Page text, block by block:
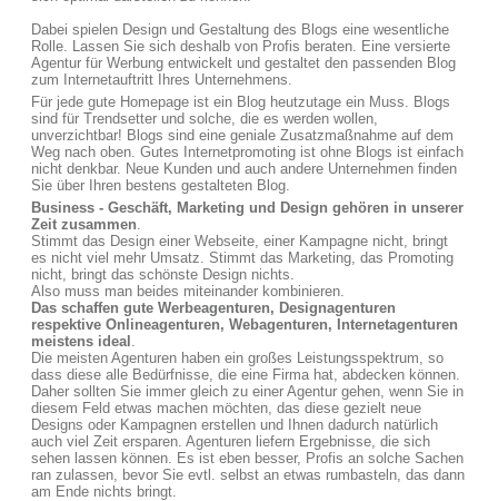
Dabei spielen Design und Gestaltung des Blogs eine wesentliche
Rolle. Lassen Sie sich deshalb von Profis beraten. Eine versierte
Agentur für Werbung entwickelt und gestaltet den passenden Blog
zum Internetauftritt Ihres Unternehmens.
Für jede gute Homepage ist ein Blog heutzutage ein Muss. Blogs
sind für Trendsetter und solche, die es werden wollen,
unverzichtbar! Blogs sind eine geniale Zusatzmaßnahme auf dem
Weg nach oben. Gutes Internetpromoting ist ohne Blogs ist einfach
nicht denkbar. Neue Kunden und auch andere Unternehmen finden
Sie über Ihren bestens gestalteten Blog.
Business - Geschäft, Marketing und Design gehören in unserer
Zeit zusammen.
Stimmt das Design einer Webseite, einer Kampagne nicht, bringt
es nicht viel mehr Umsatz. Stimmt das Marketing, das Promoting
nicht, bringt das schönste Design nichts.
Also muss man beides miteinander kombinieren.
Das schaffen gute Werbeagenturen, Designagenturen
respektive Onlineagenturen, Webagenturen, Internetagenturen
meistens ideal .
Die meisten Agenturen haben ein großes Leistungsspektrum, so
dass diese alle Bedürfnisse, die eine Firma hat, abdecken können.
Daher sollten Sie immer gleich zu einer Agentur gehen, wenn Sie in
diesem Feld etwas machen möchten, das diese gezielt neue
Designs oder Kampagnen erstellen und Ihnen dadurch natürlich
auch viel Zeit ersparen. Agenturen liefern Ergebnisse, die sich
sehen lassen können. Es ist eben besser, Profis an solche Sachen
ran zulassen, bevor Sie evtl. selbst an etwas rumbasteln, das dann
am Ende nichts bringt.